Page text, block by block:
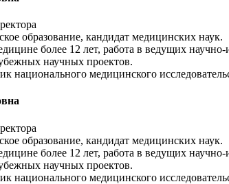
образование, кандидат медицинских наук.
более 12 лет, работа в ведущих
научных проектов.
национального медицинского
образование, кандидат медицинских наук.
более 12 лет, работа в ведущих
научных проектов.
национального медицинского